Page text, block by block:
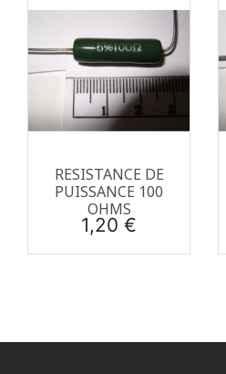
RESISTANCE DE
PUISSANCE 100
OHMS
Prix
1,20 €